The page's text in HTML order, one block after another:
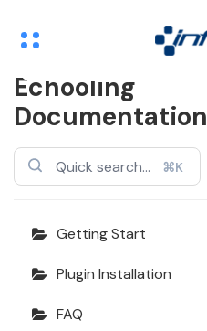
Echooling
Documentation
⌘K
Getting Start
Plugin Installation
FAQ